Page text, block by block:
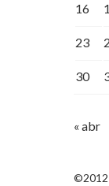
16
23
30
« abr
©2012